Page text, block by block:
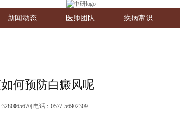
新闻动态 医师团队 疾病常识
何预防白癜风呢
| 电话：0577-56902309